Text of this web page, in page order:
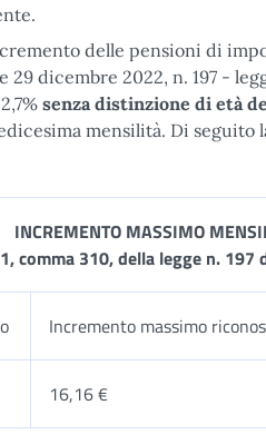
delle pensioni di
29 dicembre 2022, n. 197 -
senza distinzione di età
mensilità. Di seguito
INCREMENTO MASSIMO
comma 310, della legge n. 197
Incremento massimo
16,16 €